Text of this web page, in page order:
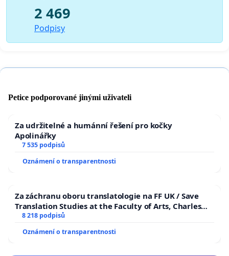
2 469
Podpisy
Petice podporované jinými uživateli
Za udržitelné a humánní řešení pro kočky
Apolinářky
7 535 podpisů
Oznámení o transparentnosti
Za záchranu oboru translatologie na FF UK / Save
Translation Studies at the Faculty of Arts, Charles
University
8 218 podpisů
Oznámení o transparentnosti